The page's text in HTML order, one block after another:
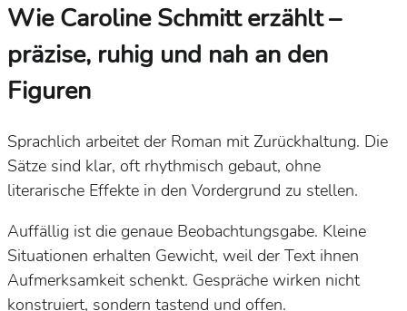
Wie Caroline Schmitt erzählt –
präzise, ruhig und nah an den
Figuren
Sprachlich arbeitet der Roman mit Zurückhaltung. Die
Sätze sind klar, oft rhythmisch gebaut, ohne
literarische Effekte in den Vordergrund zu stellen.
Auffällig ist die genaue Beobachtungsgabe. Kleine
Situationen erhalten Gewicht, weil der Text ihnen
Aufmerksamkeit schenkt. Gespräche wirken nicht
konstruiert, sondern tastend und offen.